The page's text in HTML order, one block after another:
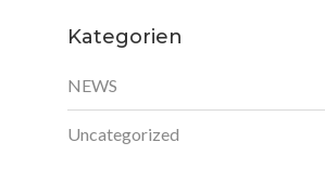
Kategorien
NEWS
Uncategorized